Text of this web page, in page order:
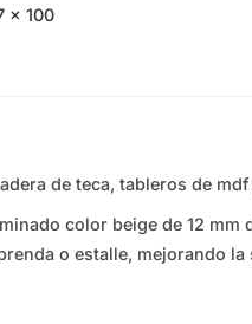
x 100
de teca, tableros de
color beige de 12 mm
o estalle, mejorando